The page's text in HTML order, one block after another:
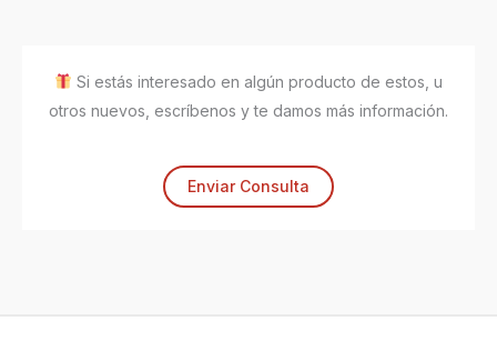
Si estás interesado en algún producto de estos, u
otros nuevos, escríbenos y te damos más información.
Enviar Consulta